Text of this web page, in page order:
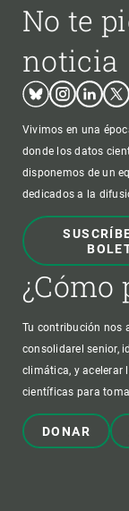
No te
noticia
BlueskyInstagram
Linkedin
Vivimos en una
donde los datos
disponemos de un
dedicados a la
¿Cómo
Tu contribución nos
consolidarel senior,
climática, y acelerar
científicas para
DONAR